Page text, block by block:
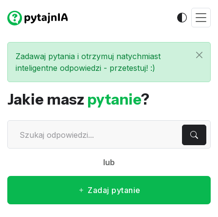
Zadawaj pytania i otrzymuj natychmiast
inteligentne odpowiedzi - przetestuj! :)
Jakie masz pytanie?
lub
Zadaj pytanie